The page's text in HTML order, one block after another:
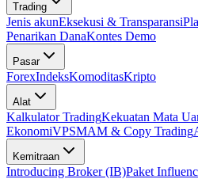
Trading
Jenis akunEksekusi & Transparansi
Penarikan DanaKontes Demo
Pasar
ForexIndeksKomoditasKripto
Alat
Kalkulator TradingKekuatan Mata
EkonomiVPSMAM & Copy Trading
Kemitraan
Introducing Broker (IB)Paket